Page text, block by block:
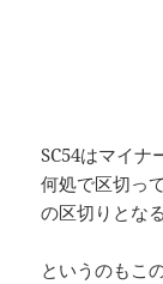
SC54はマイナ
何処で区切っ
の区切りとな
というのもこ